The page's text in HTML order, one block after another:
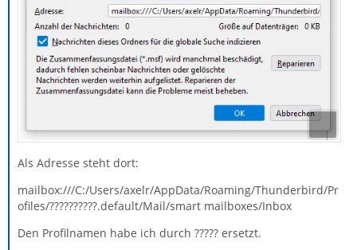
Als Adresse steht dort:
mailbox:///C:/Users/axelr/AppData/Roaming/Thunderbird/Pr
ofiles/??????????.default/Mail/smart mailboxes/Inbox
Den Profilnamen habe ich durch ????? ersetzt.